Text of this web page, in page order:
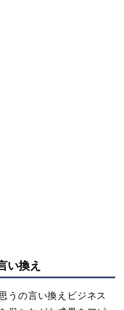
い換え
うの言い換えビジネス